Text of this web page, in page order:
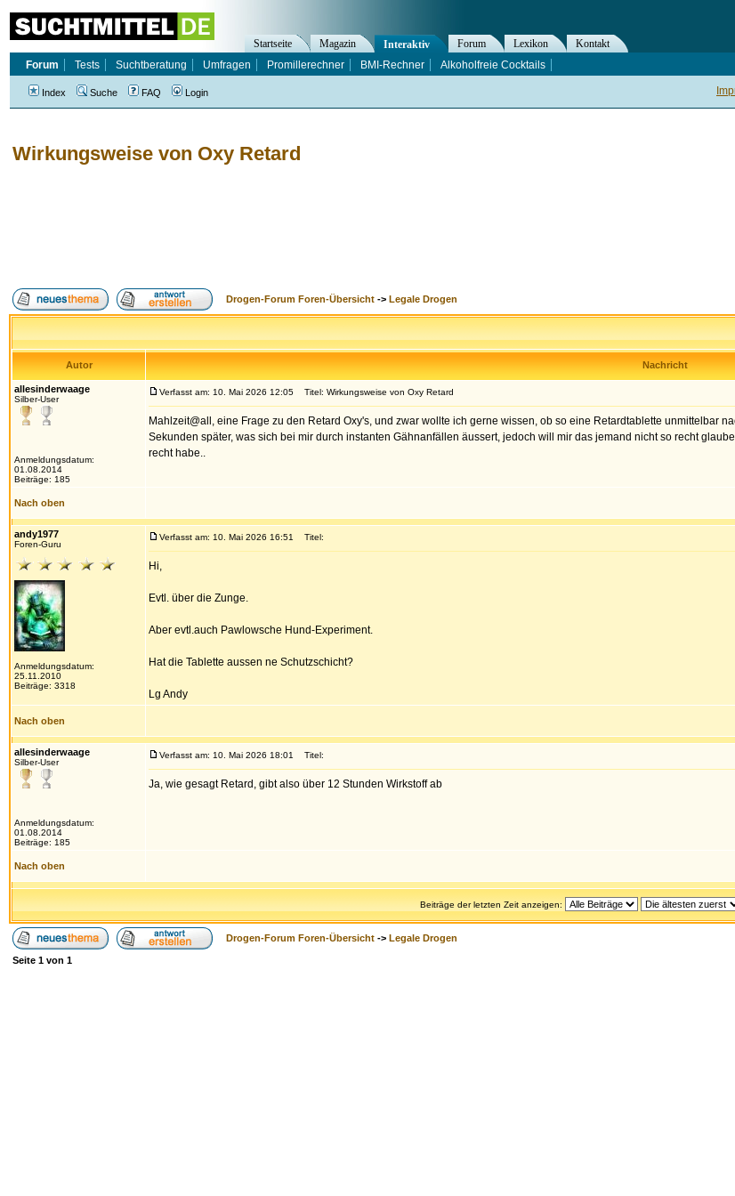
Wirkungsweise von Oxy Retard
Drogen-Forum Foren-Übersicht -> Legale Drogen
Autor Nachricht
allesinderwaage
Silber-User
Anmeldungsdatum:
01.08.2014
Beiträge: 185
Verfasst am: 10. Mai 2026 12:05 Titel: Wirkungsweise von Oxy Retard
Mahlzeit@all, eine Frage zu den Retard Oxy's, und zwar wollte ich gerne wissen, ob so eine Retardtablette unmittelbar
Sekunden später, was sich bei mir durch instanten Gähnanfällen äussert, jedoch will mir das jemand nicht so recht
recht habe..
Nach oben
andy1977
Foren-Guru
Anmeldungsdatum:
25.11.2010
Beiträge: 3318
Verfasst am: 10. Mai 2026 16:51 Titel:
Hi,
Evtl. über die Zunge.
Aber evtl.auch Pawlowsche Hund-Experiment.
Hat die Tablette aussen ne Schutzschicht?
Lg Andy
Nach oben
allesinderwaage
Silber-User
Anmeldungsdatum:
01.08.2014
Beiträge: 185
Verfasst am: 10. Mai 2026 18:01 Titel:
Ja, wie gesagt Retard, gibt also über 12 Stunden Wirkstoff ab
Nach oben
Beiträge der letzten Zeit anzeigen:
Drogen-Forum Foren-Übersicht -> Legale Drogen
Seite 1 von 1
Startseite Magazin Interaktiv Forum Lexikon
Kontakt
Forum
Tests Suchtberatung Umfragen Promillerechner BMI-Rechner Alkoholfreie Cocktails
Index Suche FAQ Login